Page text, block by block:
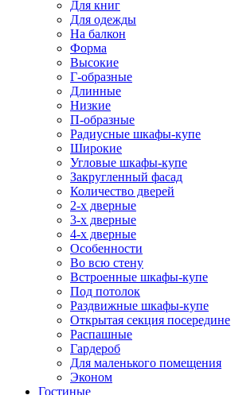
Для книг
Для одежды
На балкон
Форма
Высокие
Г-образные
Длинные
Низкие
П-образные
Радиусные шкафы-купе
Широкие
Угловые шкафы-купе
Закругленный фасад
Количество дверей
2-х дверные
3-х дверные
4-х дверные
Особенности
Во всю стену
Встроенные шкафы-купе
Под потолок
Раздвижные шкафы-купе
Открытая секция посередине
Распашные
Гардероб
Для маленького помещения
Эконом
Гостиные